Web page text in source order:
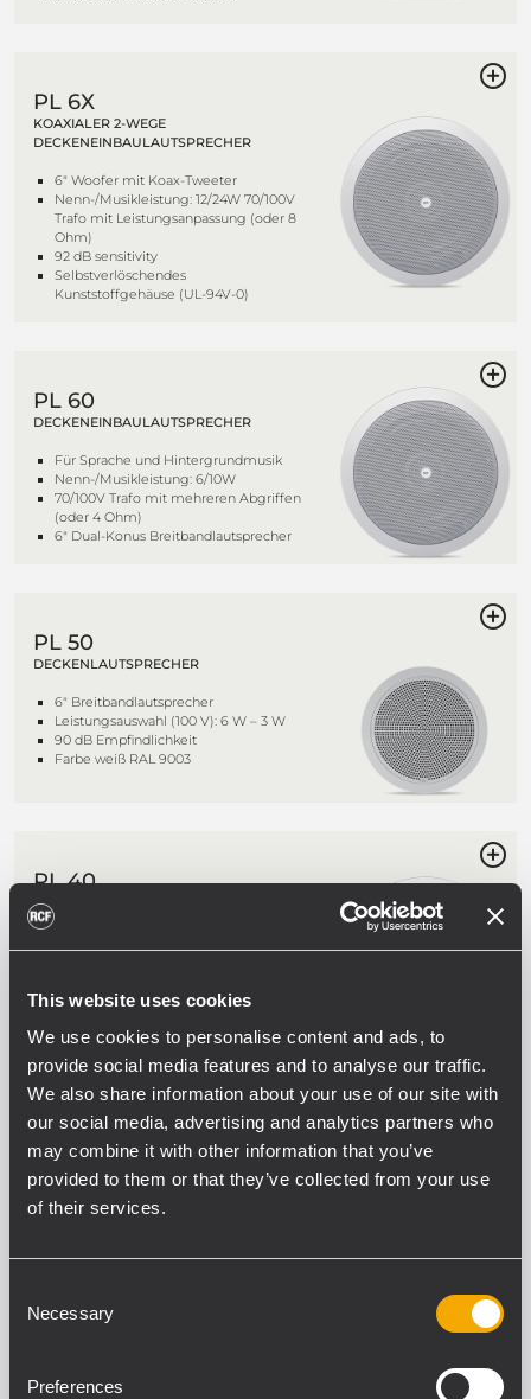
This website uses cookies
We use cookies to personalise content and ads, to
provide social media features and to analyse our traffic.
We also share information about your use of our site with
our social media, advertising and analytics partners who
may combine it with other information that you’ve
provided to them or that they’ve collected from your use
of their services.
Selection
Necessary
Preferences
PL 6X
KOAXIALER 2-WEGE
DECKENEINBAULAUTSPRECHER
6" Woofer mit Koax-Tweeter
Nenn-/Musikleistung: 12/24W 70/100V
Trafo mit Leistungsanpassung (oder 8
Ohm)
92 dB sensitivity
Selbstverlöschendes
Kunststoffgehäuse (UL-94V-0)
PL 60
DECKENEINBAULAUTSPRECHER
Für Sprache und Hintergrundmusik
Nenn-/Musikleistung: 6/10W
70/100V Trafo mit mehreren Abgriffen
(oder 4 Ohm)
6" Dual-Konus Breitbandlautsprecher
PL 50
DECKENLAUTSPRECHER
6" Breitbandlautsprecher
Leistungsauswahl (100 V): 6 W – 3 W
90 dB Empfindlichkeit
Farbe weiß RAL 9003
PL 40
DECKENEINBAULAUTSPRECHER
3.5" Full-range Lautsprecher
Kunststoffgehäuse (UL-94V-0)
MF 33EN
PASSIVER
DECKENEINBAULAUTSPRECHER
Wählbare Leistung (100 V): 40 W – 20
Farbe: Schwarz (RAL 9005)